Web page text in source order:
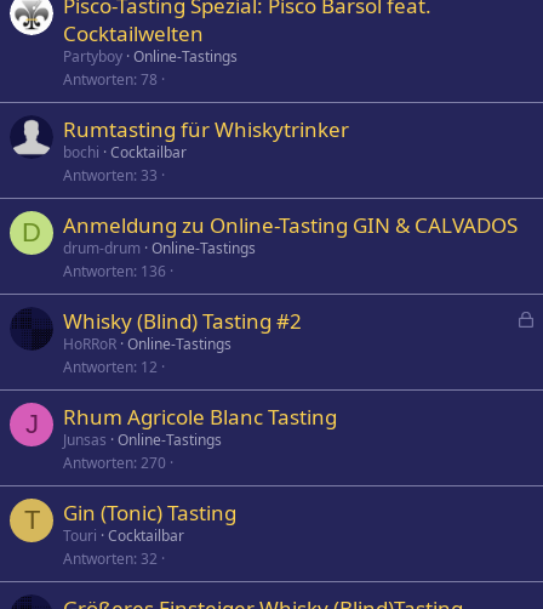
Cocktailwelten
Partyboy Online-Tastings
Antworten 78
Rumtasting für Whiskytrinker
bochi Cocktailbar
Antworten 33
D Anmeldung zu Online-Tasting GIN & CALVADOS
drum-drum Online-Tastings
Antworten 136
p
Whisky (Blind) Tasting #2
HoRRoR Online-Tastings
Antworten 12
J Rhum Agricole Blanc Tasting
Junsas Online-Tastings
Antworten 270
T Gin (Tonic) Tasting
Touri Cocktailbar
Antworten 32